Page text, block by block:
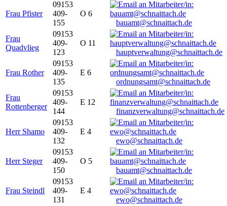
Frau Pfister
09153
409-
155
O 6
bauamt@schnaittach.de
Frau
Quadvlieg
09153
409-
123
O 11
hauptverwaltung@schnaittach.de
Frau Rother
09153
409-
135
E 6
ordnungsamt@schnaittach.de
Frau
Rottenberger
09153
409-
144
E 12
finanzverwaltung@schnaittach.de
Herr Shamo
09153
409-
132
E 4
ewo@schnaittach.de
Herr Steger
09153
409-
150
O 5
bauamt@schnaittach.de
Frau Steindl
09153
409-
131
E 4
ewo@schnaittach.de